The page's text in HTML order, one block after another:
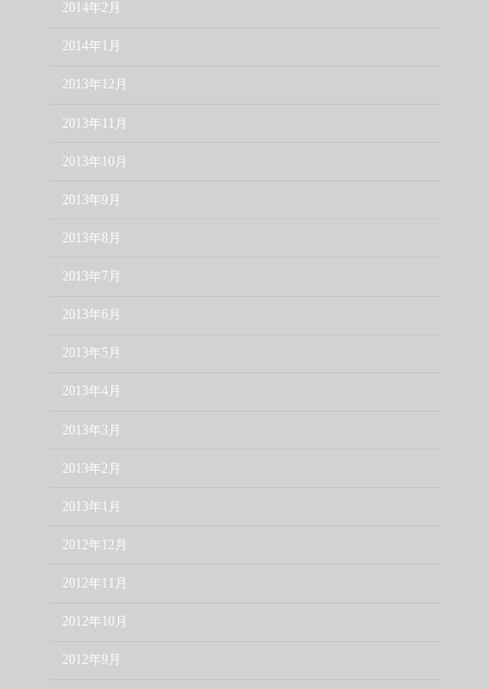
2014年2月
2014年1月
2013年12月
2013年11月
2013年10月
2013年9月
2013年8月
2013年7月
2013年6月
2013年5月
2013年4月
2013年3月
2013年2月
2013年1月
2012年12月
2012年11月
2012年10月
2012年9月